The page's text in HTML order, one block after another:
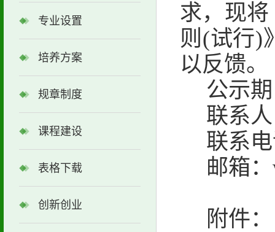
专业设置
培养方案
规章制度
课程建设
表格下载
创新创业
求，现将
则 (试行)
以反馈。
公示
联系
联系
邮箱：
附件